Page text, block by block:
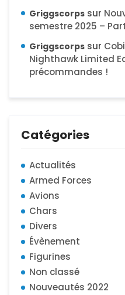
Griggscorps sur
semestre 2025 –
Griggscorps sur
Nighthawk Limited
précommandes !
Catégories
Actualités
Armed Forces
Avions
Chars
Divers
Évènement
Figurines
Non classé
Nouveautés 2022